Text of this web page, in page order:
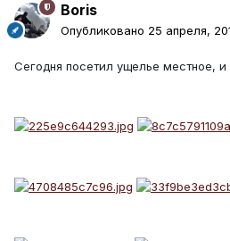
Boris
Опубликовано 25 апреля,
Сегодня посетил ущелье местное,